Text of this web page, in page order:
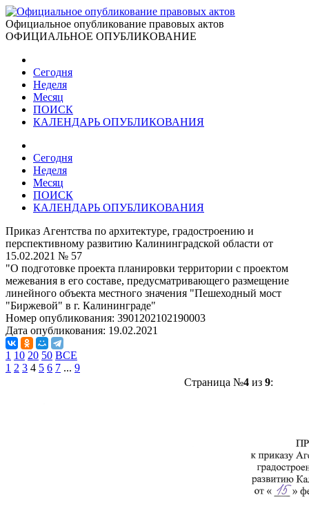
Официальное опубликование правовых актов
ОФИЦИАЛЬНОЕ ОПУБЛИКОВАНИЕ
Сегодня
Неделя
Месяц
ПОИСК
КАЛЕНДАРЬ ОПУБЛИКОВАНИЯ
Сегодня
Неделя
Месяц
ПОИСК
КАЛЕНДАРЬ ОПУБЛИКОВАНИЯ
Приказ Агентства по архитектуре, градостроению и
перспективному развитию Калининградской области от
15.02.2021 № 57
"О подготовке проекта планировки территории с проектом
межевания в его составе, предусматривающего размещение
линейного объекта местного значения "Пешеходный мост
"Биржевой" в г. Калининграде"
Номер опубликования: 3901202102190003
Дата опубликования: 19.02.2021
1 10 20 50 ВСЕ
1 2 3 4 5 6 7 ... 9
Страница №4из 9: